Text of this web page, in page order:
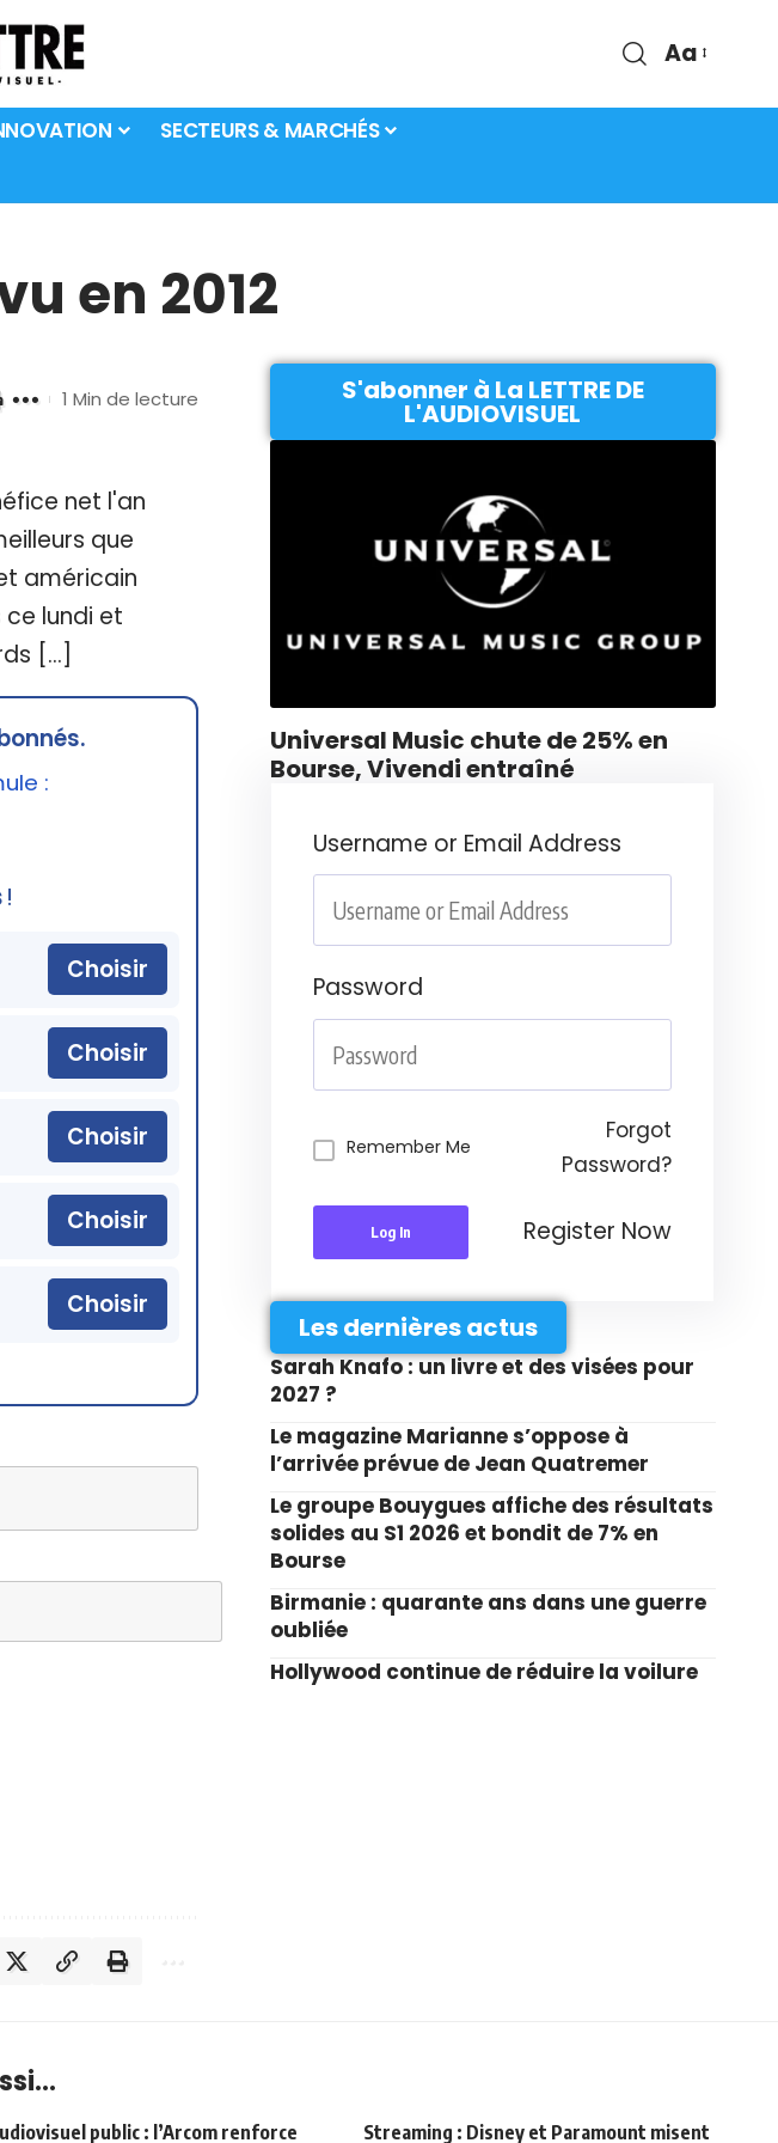
Aa
SECTEURS & MARCHÉS
en 2012
1 Min de lecture
net l'an
que
américain
lundi et
[…]
:
!
Choisir
Choisir
Choisir
Choisir
Choisir
S'abonner à La LETTRE DE
L'AUDIOVISUEL
Universal Music chute de 25% en
Bourse, Vivendi entraîné
Username or Email Address
Password
Remember Me
Forgot
Password?
Log In Register Now
Les dernières actus
Sarah Knafo : un livre et des visées pour
2027 ?
Le magazine Marianne s’oppose à
l’arrivée prévue de Jean Quatremer
Le groupe Bouygues affiche des résultats
solides au S1 2026 et bondit de 7% en
Bourse
Birmanie : quarante ans dans une guerre
oubliée
Hollywood continue de réduire la voilure
public : l’Arcom renforce Streaming : Disney et Paramount misent